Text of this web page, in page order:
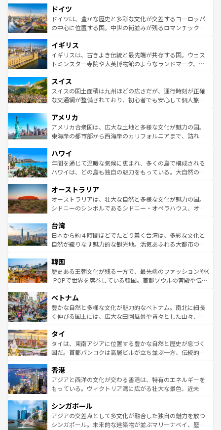
せる。地方によって風土や気候が異なるスペインはその個
性で訪れる人を魅了する。 なお、新着のスペイン情報は コ
ンテンツ一覧を参照してほしい。
で、幅広い魅力が詰まっている。華麗な宮殿、歴史的な大
聖堂、美しいビーチ、そして豊かな自然が、訪れる者を心
から魅了する。また、フランスは美食の国としても知ら
いる。シャンパンの発祥地であるランス、プロヴァンスの
香り高いラベンダー畑など、多彩な楽しみ方が可能だ。さ
らに、パリ以外の地域にも魅力が溢れており、どの街角に
れる地方に足を運ぶとそれぞれで全く異なる文化を体験で
きるだろう。 なお、新着のフランス情報はコンテンツ一覧
を参照してほしい。
ドイツ
ドイツは、豊かな歴史と多彩な文化が交差するヨーロッパ
の中心に位置する国。中世の街並みが残るロマンチック街
顔を持つこの国は、どこを歩いても飽きることがない。ベ
ルリンの文化的活気、バイエルン州のアルプスの絶景、そ
してライン川沿いのワイン畑といった風景は必見。ビール
は、お酒好きな人にはぜひ体験してほしい。 なお、新着の
ドイツ情報はコンテンツ一覧を参照してほしい。
イギリス
イギリスは、古きよき伝統と最先端が共存する国。ウェス
トミンスター寺院や大英博物館のようなランドマーク、歴
リアごとに異なる魅力がある。また、優雅なアフタヌーン
ティー、ビール好きにはたまらない英国パブ、サッカー観
戦など、本場だからこそできる体験も豊富。イギリスを旅
ンツ一覧を参照してほしい。
スイス
スイスの国土面積は九州ほどの広さだが、運行時刻が正確
な交通網が整備されており、初心者でも安心して個人旅行
の建物がそのまま残る町や、スイスならではのユニークな
博物館もあり、アルプス観光だけでなく町歩きも満喫する
ことができる。国民の所得が高いため物価も高いが、旅行
ば市内交通費無料で観光を楽しむこともできる。 なお、新
着のスイス情報はコンテンツ一覧 を参照してほしい。
アメリカ
アメリカ合衆国は、広大な土地と多様な文化が魅力の国。
東海岸の都市部から西海岸のカリフォルニアまで、訪れる
のような巨大都市は、観光、ショッピング、エンターテイ
ンメントが詰まった刺激的なスポットだ。一方、アメリカ
西部には大自然が広がり、グランドキャニオンやイエロー
部のニューオーリンズでは、音楽と美食が融合した独特の
文化が魅力。旅行者はアメリカの各地域で異なる魅力を楽
しみながら、その多様性と豊かな歴史を感じることができ
ならではの贅沢な旅のスタイルだ。 なお、新着のアメリカ
情報はコンテンツ一覧を参照してほしい。
ハワイ
年間を通じて温暖な気候に恵まれ、多くの島で構成される
ハワイは、どの島も独自の魅力をもっている。大自然の神
ワイ島は見逃せない。また、定番の観光地といえばオアフ
島だが、静かな自然を求めるならマウイ島やカウアイ島が
おすすめ。エメラルドグリーンに輝く海をはじめ、豊かな
れるおもてなしの心で訪れる人々を迎えてくれるハワイの
人々、おいしいローカルフードやハワイアンミュージッ
ク、伝統的なフラダンスなど、すべてがハワイの魅力を彩
ワイを、存分に味わってほしい。 なお、新着のハワイ情報
はコンテンツ一覧を参照してほしい。
オーストラリア
オーストラリアは、壮大な自然と多様な文化が魅力の国。
シドニーのシンボルであるシドニー・オペラハウス、オー
リアリーフや大陸中央部にそびえるウルル（エアーズロッ
ク）、タスマニアの美しい原生林やケアンズの熱帯雨林な
ど、見どころがたくさん。また、カフェやワイン、オージ
いる。アクティビティも充実しており、サーフィンやダイ
ビング、ハイキングなど、アウトドア好きにはたまらな
い。オーストラリアの多彩な魅力を存分に味わいつくそ
参照してほしい。
台湾
日本から約４時間ほどでたどり着く台湾は、多彩な文化と
自然が織りなす魅力的な観光地。活気あふれる大都市の台
ン）、静ひつな山岳地帯である台湾東部など、都市の喧騒
と山間の静けさが共存しており、訪れる人に新しい発見と
驚きをもたらしてくれる。また、奥深い台湾の食文化も魅
容にもいいと評判のスイーツなど、バラエティ豊かな料理
が味わえる。 なお、新着の台湾情報は コンテンツ一覧を参
照してほしい。
韓国
歴史ある王朝文化が残る一方で、最先端のファッションやK
-POPで世界を席巻している韓国。首都ソウルの宮殿や伝統
き、地方に足を延ばせば四季折々の自然美を楽しむことが
できる。そして、キムチや焼肉、絶品のストリートフード
まで、さまざまな韓国料理が待っている。夜には、韓国な
リティに包まれながら、韓国の多彩な魅力を心ゆくまで味
わってみてほしい。 なお、新着の韓国情報はコンテンツ一
覧を参照してほしい。
ベトナム
豊かな自然と多様な文化が魅力的なベトナム。南北に細長
く伸びる国土には、広大な田園風景や青々とした山々、世
急速な発展と共に伝統が息づく。ハノイの古い町並みやホ
ーチミン市のフランス統治時代の建物も、独特の雰囲気を
醸し出している。また、バラエティの豊かさとおいしさで
とつ。フォーやバインミー、ベトナムコーヒーなどは、ぜ
ひ現地で味わいたい。どの地域を訪れてもあたたかい人々
が旅行者を迎えてくれるので、きっと忘れられない旅にな
参照してほしい。
タイ
タイは、東南アジアに位置する豊かな自然と歴史が息づく
国だ。首都バンコクは高層ビルが立ち並ぶ一方、伝統的な
の活気が交差している。北部ではチェンマイなどの山岳地
帯で自然と触れ合い、南部ではプーケットやクラビの美し
いビーチでリゾート気分を楽しむことができる。タイ料理
激する。気候は一年中温暖で、どの季節にも異なる楽しみ
が待っている。親しみやすいタイの人々、仏教を中心とし
た文化、そして多様な観光資源が、訪れる旅人を魅了し続
香港
アジアと西洋の文化が交わる香港は、特有のエネルギーを
もっている。ヴィクトリア湾に広がる壮大な景色、近未来
み、どこを訪れても感動するはず。観光スポットが密集し
ており、効率よく見どころを回れるのも魅力。息をのむよ
うな絶景から文化的な体験まで、香港を存分に楽しみ尽く
シンガポール
アジアの交差点として多文化が融合した独自の魅力を放つ
シンガポール。未来的な建築物が並ぶマリーナベイ、歴史